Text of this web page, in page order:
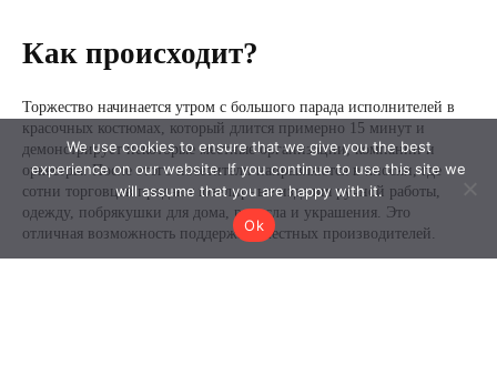
We use cookies to ensure that we give you the best
experience on our website. If you continue to use this site we
will assume that you are happy with it.
Ok